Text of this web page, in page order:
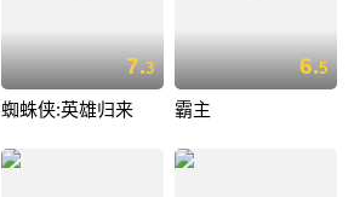
7.3
蜘蛛侠:英雄归来
6.5
霸主